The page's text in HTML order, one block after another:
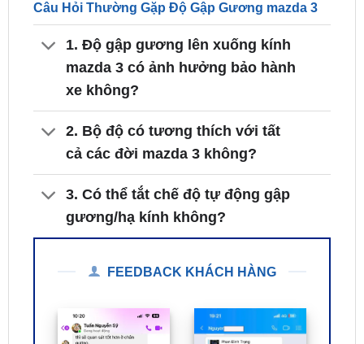
mazda 3 có ảnh hưởng bảo hành
xe không?
2. Bộ độ có tương thích với tất
cả các đời mazda 3 không?
3. Có thể tắt chế độ tự động gập
gương/hạ kính không?
FEEDBACK KHÁCH HÀNG